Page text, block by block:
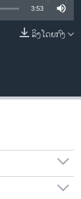
3:53
ລິງໂດຍກົງ